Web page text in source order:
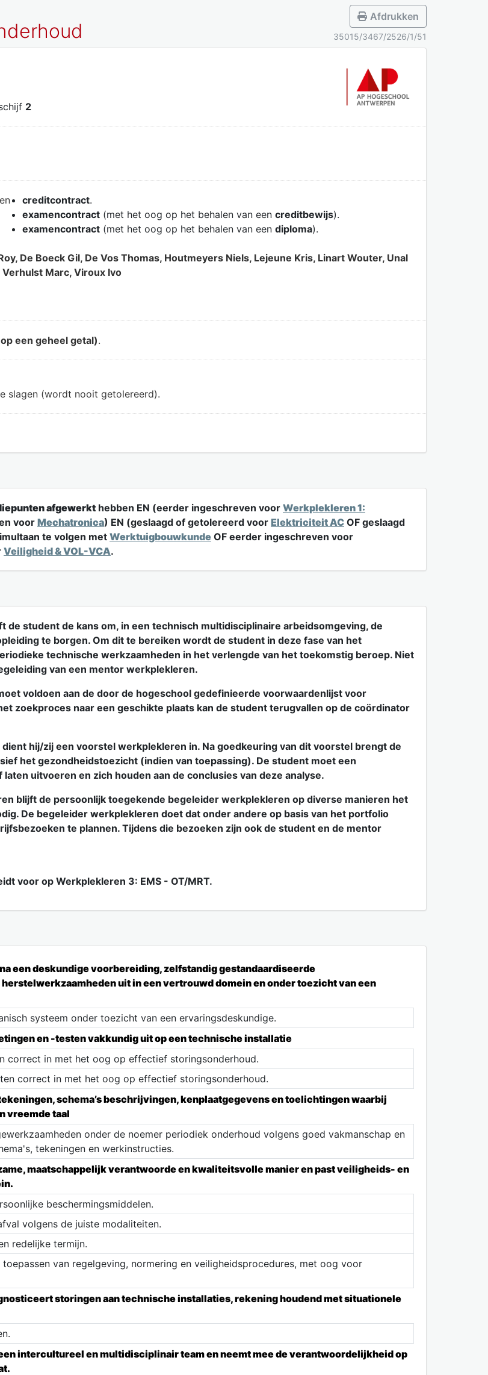
Afdrukken
35015/3467/2526/1/51
2
creditcontract.
examencontract (met het oog op het behalen van een creditbewijs).
examencontract (met het oog op het behalen van een diploma).
De Boeck Gil, De Vos Thomas, Houtmeyers Niels, Lejeune Kris, Linart Wouter, Unal
Marc, Viroux Ivo
een geheel getal).
slagen (wordt nooit getolereerd).
afgewerkt hebben EN (eerder ingeschreven voor Werkplekleren 1:
voor Mechatronica) EN (geslaagd of getolereerd voor Elektriciteit AC OF geslaagd
te volgen metWerktuigbouwkunde OF eerder ingeschreven voor
Veiligheid & VOL-VCA.
student de kans om, in een technisch multidisciplinaire arbeidsomgeving, de
te borgen. Om dit te bereiken wordt de student in deze fase van het
technische werkzaamheden in het verlengde van het toekomstig beroep. Niet
van een mentor werkplekleren.
voldoen aan de door de hogeschool gedefinieerde voorwaardenlijst voor
zoekproces naar een geschikte plaats kan de student terugvallen op de coördinator
hij/zij een voorstel werkplekleren in. Na goedkeuring van dit voorstel brengt de
het gezondheidstoezicht (indien van toepassing). De student moet een
uitvoeren en zich houden aan de conclusies van deze analyse.
blijft de persoonlijk toegekende begeleider werkplekleren op diverse manieren het
De begeleider werkplekleren doet dat onder andere op basis van het portfolio
te plannen. Tijdens die bezoeken zijn ook de student en de mentor
voor op Werkplekleren 3: EMS - OT/MRT.
een deskundige voorbereiding, zelfstandig gestandaardiseerde
uit in een vertrouwd domein en onder toezicht van een
systeem onder toezicht van een ervaringsdeskundige.
en -testen vakkundig uit op een technische installatie
correct in met het oog op effectief storingsonderhoud.
correct in met het oog op effectief storingsonderhoud.
schema’s beschrijvingen, kenplaatgegevens en toelichtingen waarbij
vreemde taal
onder de noemer periodiek onderhoud volgens goed vakmanschap en
tekeningen en werkinstructies.
maatschappelijk verantwoorde en kwaliteitsvolle manier en past veiligheids- en
beschermingsmiddelen.
volgens de juiste modaliteiten.
redelijke termijn.
van regelgeving, normering en veiligheidsprocedures, met oog voor
storingen aan technische installaties, rekening houdend met situationele
intercultureel en multidisciplinair team en neemt mee de verantwoordelijkheid op